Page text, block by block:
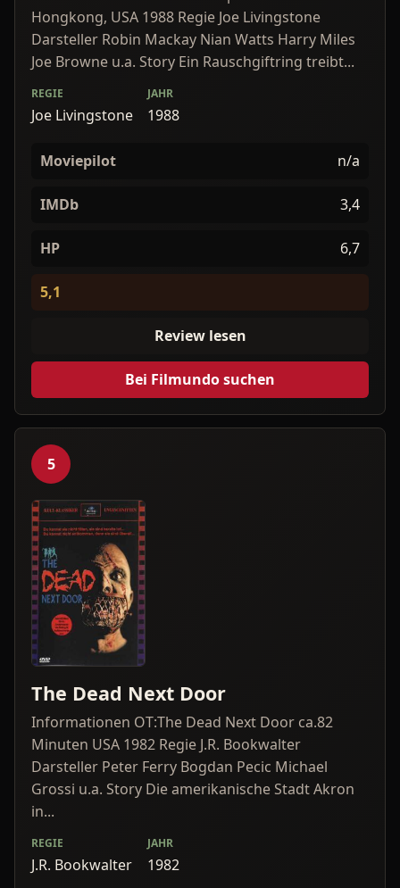
Hongkong, USA 1988 Regie Joe Livingstone
Darsteller Robin Mackay Nian Watts Harry Miles
Joe Browne u.a. Story Ein Rauschgiftring treibt...
REGIE
Joe Livingstone
JAHR
1988
Moviepilot n/a
IMDb 3,4
HP 6,7
5,1
Review lesen
Bei Filmundo suchen
5
The Dead Next Door
Informationen OT:The Dead Next Door ca.82
Minuten USA 1982 Regie J.R. Bookwalter
Darsteller Peter Ferry Bogdan Pecic Michael
Grossi u.a. Story Die amerikanische Stadt Akron
in...
REGIE
J.R. Bookwalter
JAHR
1982